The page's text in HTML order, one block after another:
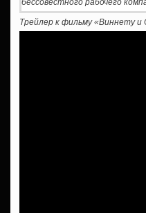
бессовестного рабочего
Трейлер к фильму«Виннету и